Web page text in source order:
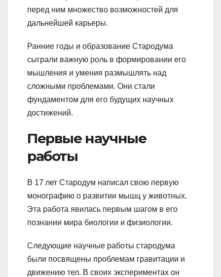
перед ним множество возможностей для
дальнейшей карьеры.
Ранние годы и образование Стародума
сыграли важную роль в формировании его
мышления и умения размышлять над
сложными проблемами. Они стали
фундаментом для его будущих научных
достижений.
Первые научные
работы
В 17 лет Стародум написал свою первую
монографию о развитии мышц у животных.
Эта работа явилась первым шагом в его
познании мира биологии и физиологии.
Следующие научные работы стародума
были посвящены проблемам гравитации и
движению тел. В своих экспериментах он